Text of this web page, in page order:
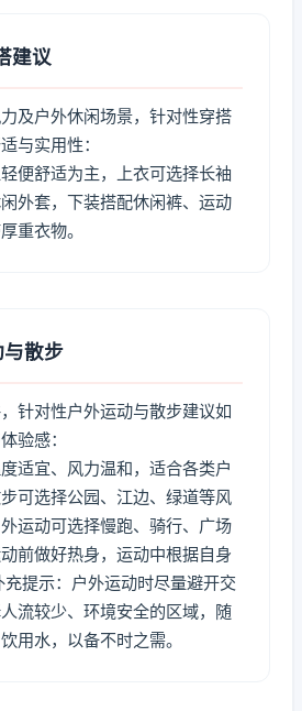
建议
及户外休闲场景，针对性穿搭
与实用性：
便舒适为主，上衣可选择长袖
外套，下装搭配休闲裤、运动
重衣物。
散步
针对性户外运动与散步建议如
验感：
适宜、风力温和，适合各类户
可选择公园、江边、绿道等风
运动可选择慢跑、骑行、广场
前做好热身，运动中根据自身
提示：户外运动时尽量避开交
流较少、环境安全的区域，随
用水，以备不时之需。